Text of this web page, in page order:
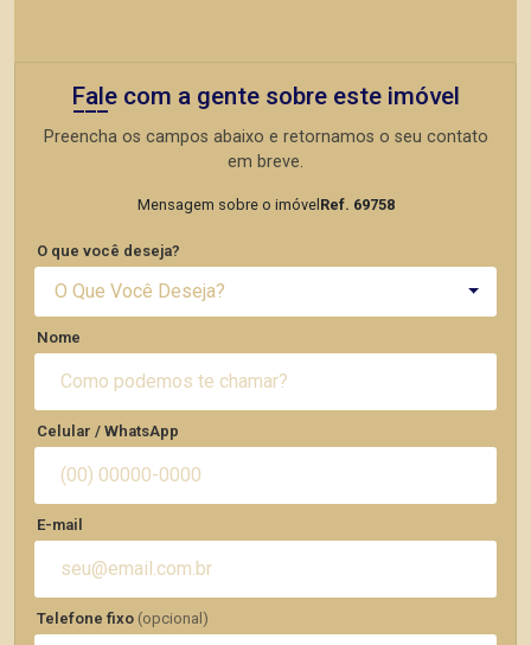
Fale com a gente sobre este imóvel
Preencha os campos abaixo e retornamos o seu contato
em breve.
Mensagem sobre o imóvel Ref. 69758
O que você deseja?
O Que Você Deseja?
Nome
Celular / WhatsApp
E-mail
Telefone fixo (opcional)